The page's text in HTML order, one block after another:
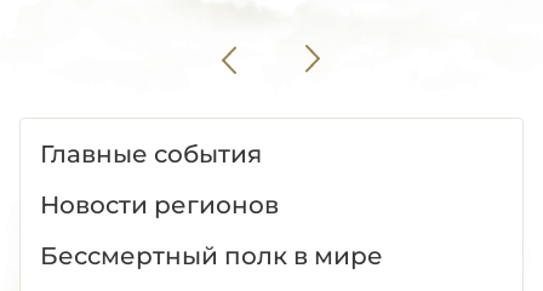
Главные события
Новости регионов
Бессмертный полк в мире